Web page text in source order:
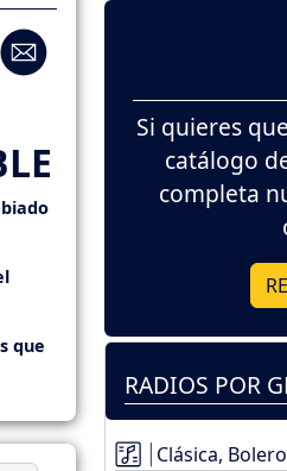
que
Si quieres que
catálogo
completa
RADIOS POR
Clásica,